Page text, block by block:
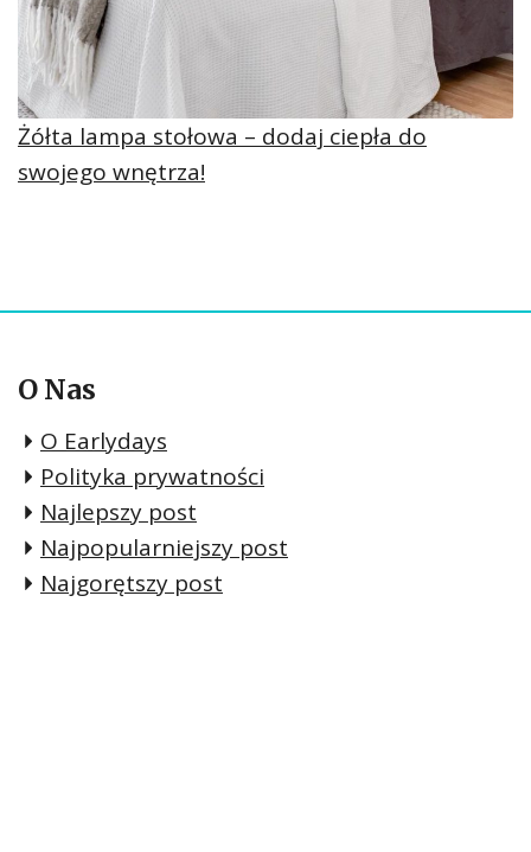
Żółta lampa stołowa – dodaj ciepła do
swojego wnętrza!
O Nas
O Earlydays
Polityka prywatności
Najlepszy post
Najpopularniejszy post
Najgorętszy post